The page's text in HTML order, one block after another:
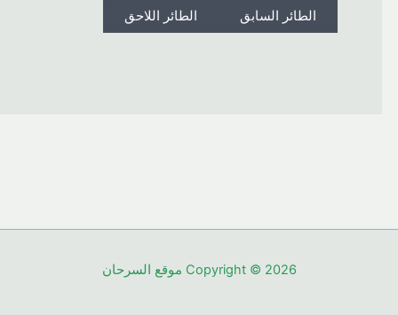
الطائر السابق الطائر اللاحق
Copyright © 2026 موقع السرحان